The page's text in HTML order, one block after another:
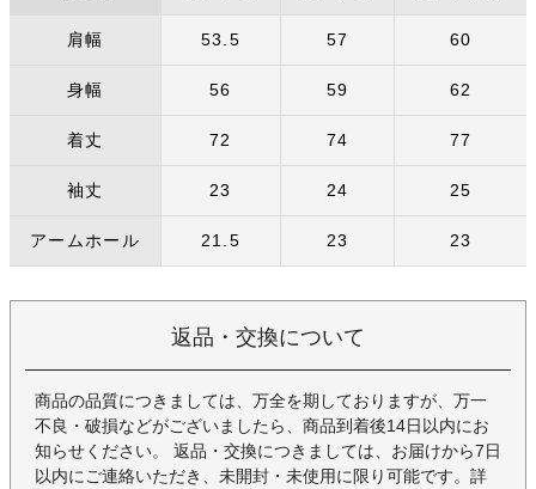
肩幅 53.5 57 60
身幅 56 59 62
着丈 72 74 77
袖丈 23 24 25
アームホール 21.5 23 23
返品・交換について
商品の品質につきましては、万全を期しておりますが、万一
不良・破損などがございましたら、商品到着後14日以内にお
知らせください。 返品・交換につきましては、お届けから7日
以内にご連絡いただき、未開封・未使用に限り可能です。詳